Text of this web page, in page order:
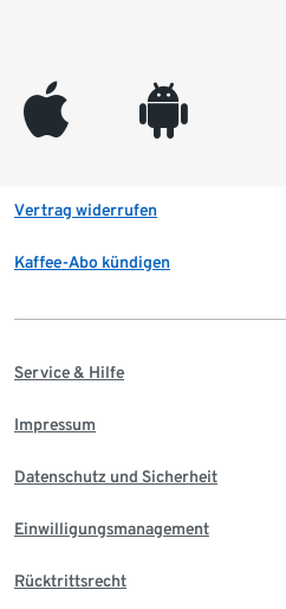
appleinc android
Vertrag widerrufen
Kaffee-Abo kündigen
Service & Hilfe
Impressum
Datenschutz und Sicherheit
Einwilligungsmanagement
Rücktrittsrecht